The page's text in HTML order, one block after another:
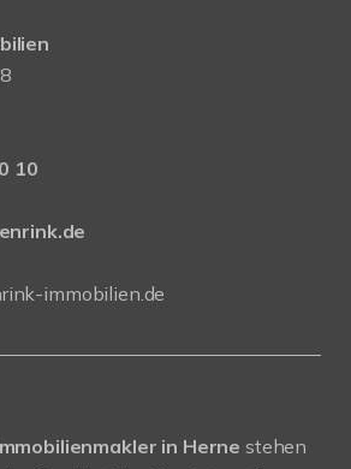
10
immobilien.de
in Herne stehen